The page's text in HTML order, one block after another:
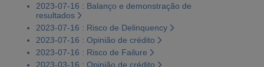
2023-07-16 : Balanço e demonstração de
resultados
2023-07-16 : Risco de Delinquency
2023-07-16 : Opinião de crédito
2023-07-16 : Risco de Failure
2023-03-16 : Opinião de crédito